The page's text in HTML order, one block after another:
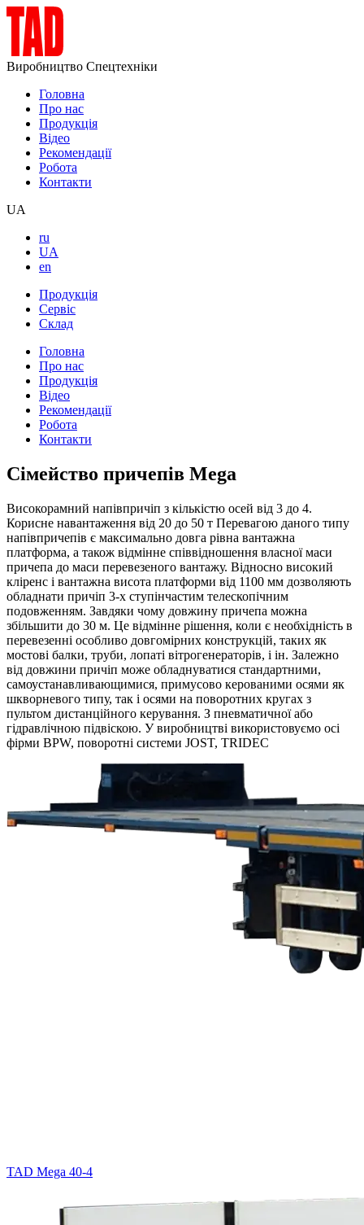
Виробництво Спецтехніки
Головна
Про нас
Продукція
Відео
Рекомендації
Робота
Контакти
UA
ru
UA
en
Продукція
Сервіс
Склад
Головна
Про нас
Продукція
Відео
Рекомендації
Робота
Контакти
Сімейство причепів Mega
Високорамний напівпричіп з кількістю осей від 3 до 4.
Корисне навантаження від 20 до 50 т Перевагою даного типу
напівпричепів є максимально довга рівна вантажна
платформа, а також відмінне співвідношення власної маси
причепа до маси перевезеного вантажу. Відносно високий
кліренс і вантажна висота платформи від 1100 мм дозволяють
обладнати причіп 3-х ступінчастим телескопічним
подовженням. Завдяки чому довжину причепа можна
збільшити до 30 м. Це відмінне рішення, коли є необхідність в
перевезенні особливо довгомірних конструкцій, таких як
мостові балки, труби, лопаті вітрогенераторів, і ін. Залежно
від довжини причіп може обладнуватися стандартними,
самоустанавливающимися, примусово керованими осями як
шкворневого типу, так і осями на поворотних кругах з
пультом дистанційного керування. З пневматичної або
гідравлічною підвіскою. У виробництві використовуємо осі
фірми BPW, поворотні системи JOST, TRIDEC
TAD Mega 40-4